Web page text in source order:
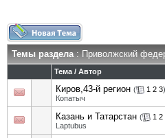
Темы раздела: Приволжский
Тема / Автор
Киров,43-й регион ( 1 2 3)
Копатыч
Казань и Татарстан ( 1 2
Laptubus